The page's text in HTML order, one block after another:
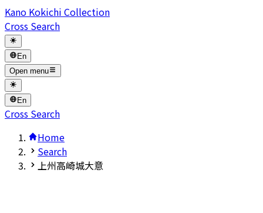
Kano Kokichi Collection
Cross Search
En
Open menu
En
Cross Search
Home
Search
上州高崎城大意